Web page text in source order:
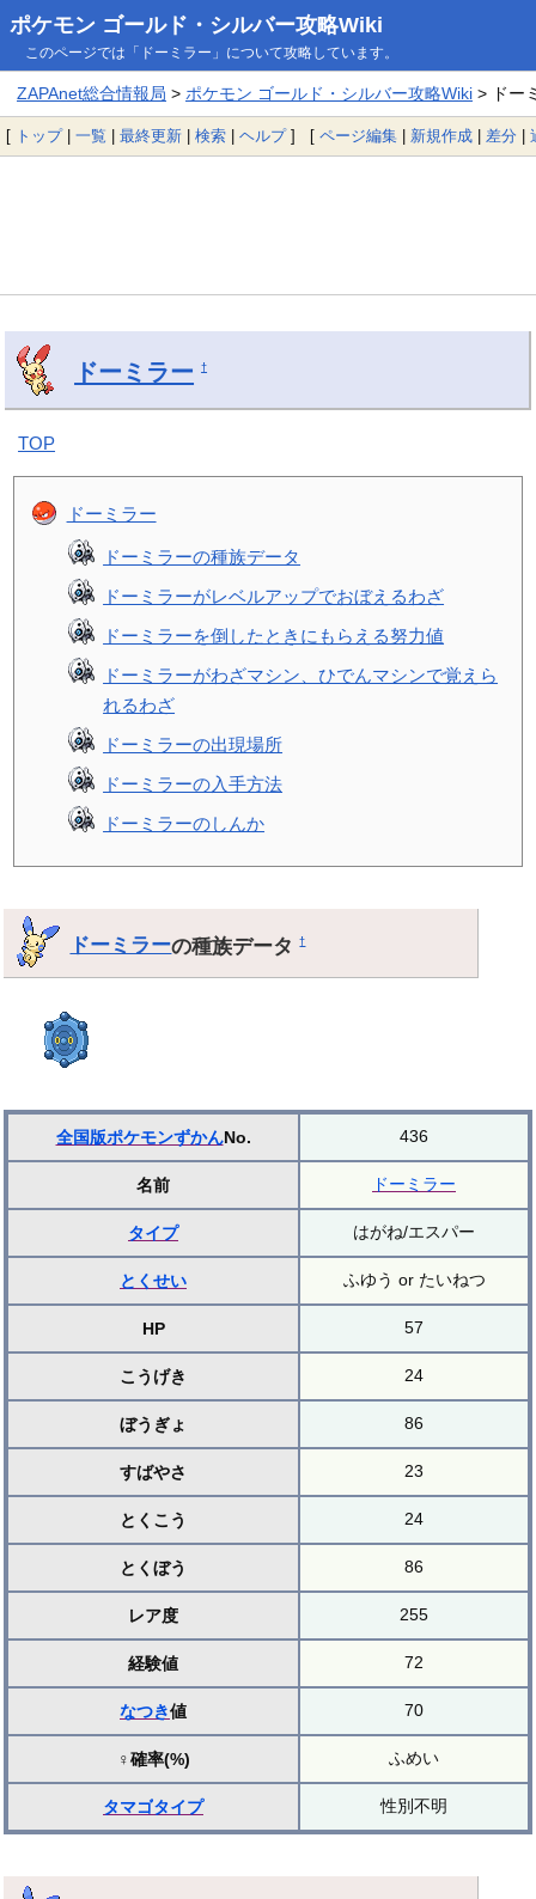
ポケモン ゴールド・シルバー攻略Wiki
このページでは「ドーミラー」について攻略しています。
ZAPAnet総合情報局 > ポケモン ゴールド・シルバー攻略Wiki> ドー
[ トップ| 一覧 | 最終更新 | 検索 | ヘルプ] [ ページ編集 | 新規作成 | 差分 |
ドーミラー †
TOP
ドーミラー
ドーミラーの種族データ
ドーミラーがレベルアップでおぼえるわざ
ドーミラーを倒したときにもらえる努力値
ドーミラーがわざマシン、ひでんマシンで覚えら
れるわざ
ドーミラーの出現場所
ドーミラーの入手方法
ドーミラーのしんか
ドーミラーの種族データ†
全国版ポケモンずかんNo. 436
名前 ドーミラー
タイプ はがね/エスパー
とくせい ふゆう or たいねつ
HP 57
こうげき 24
ぼうぎょ 86
すばやさ 23
とくこう 24
とくぼう 86
レア度 255
経験値 72
なつき値 70
♀確率(%) ふめい
タマゴタイプ 性別不明